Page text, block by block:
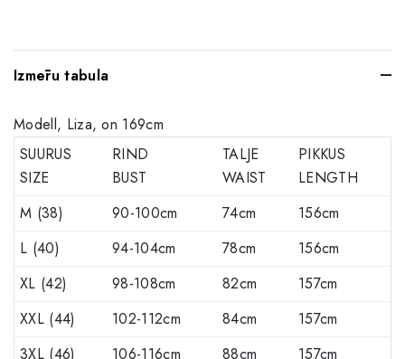
Izmēru tabula
Modell, Liza, on 169cm
SUURUS
SIZE
RIND
BUST
TALJE
WAIST
PIKKUS
LENGTH
M (38)
90-100cm 74cm
156cm
L (40)
94-104cm 78cm
156cm
XL (42)
98-108cm 82cm
157cm
XXL (44)
102-112cm 84cm
157cm
3XL (46)
106-116cm 88cm
157cm